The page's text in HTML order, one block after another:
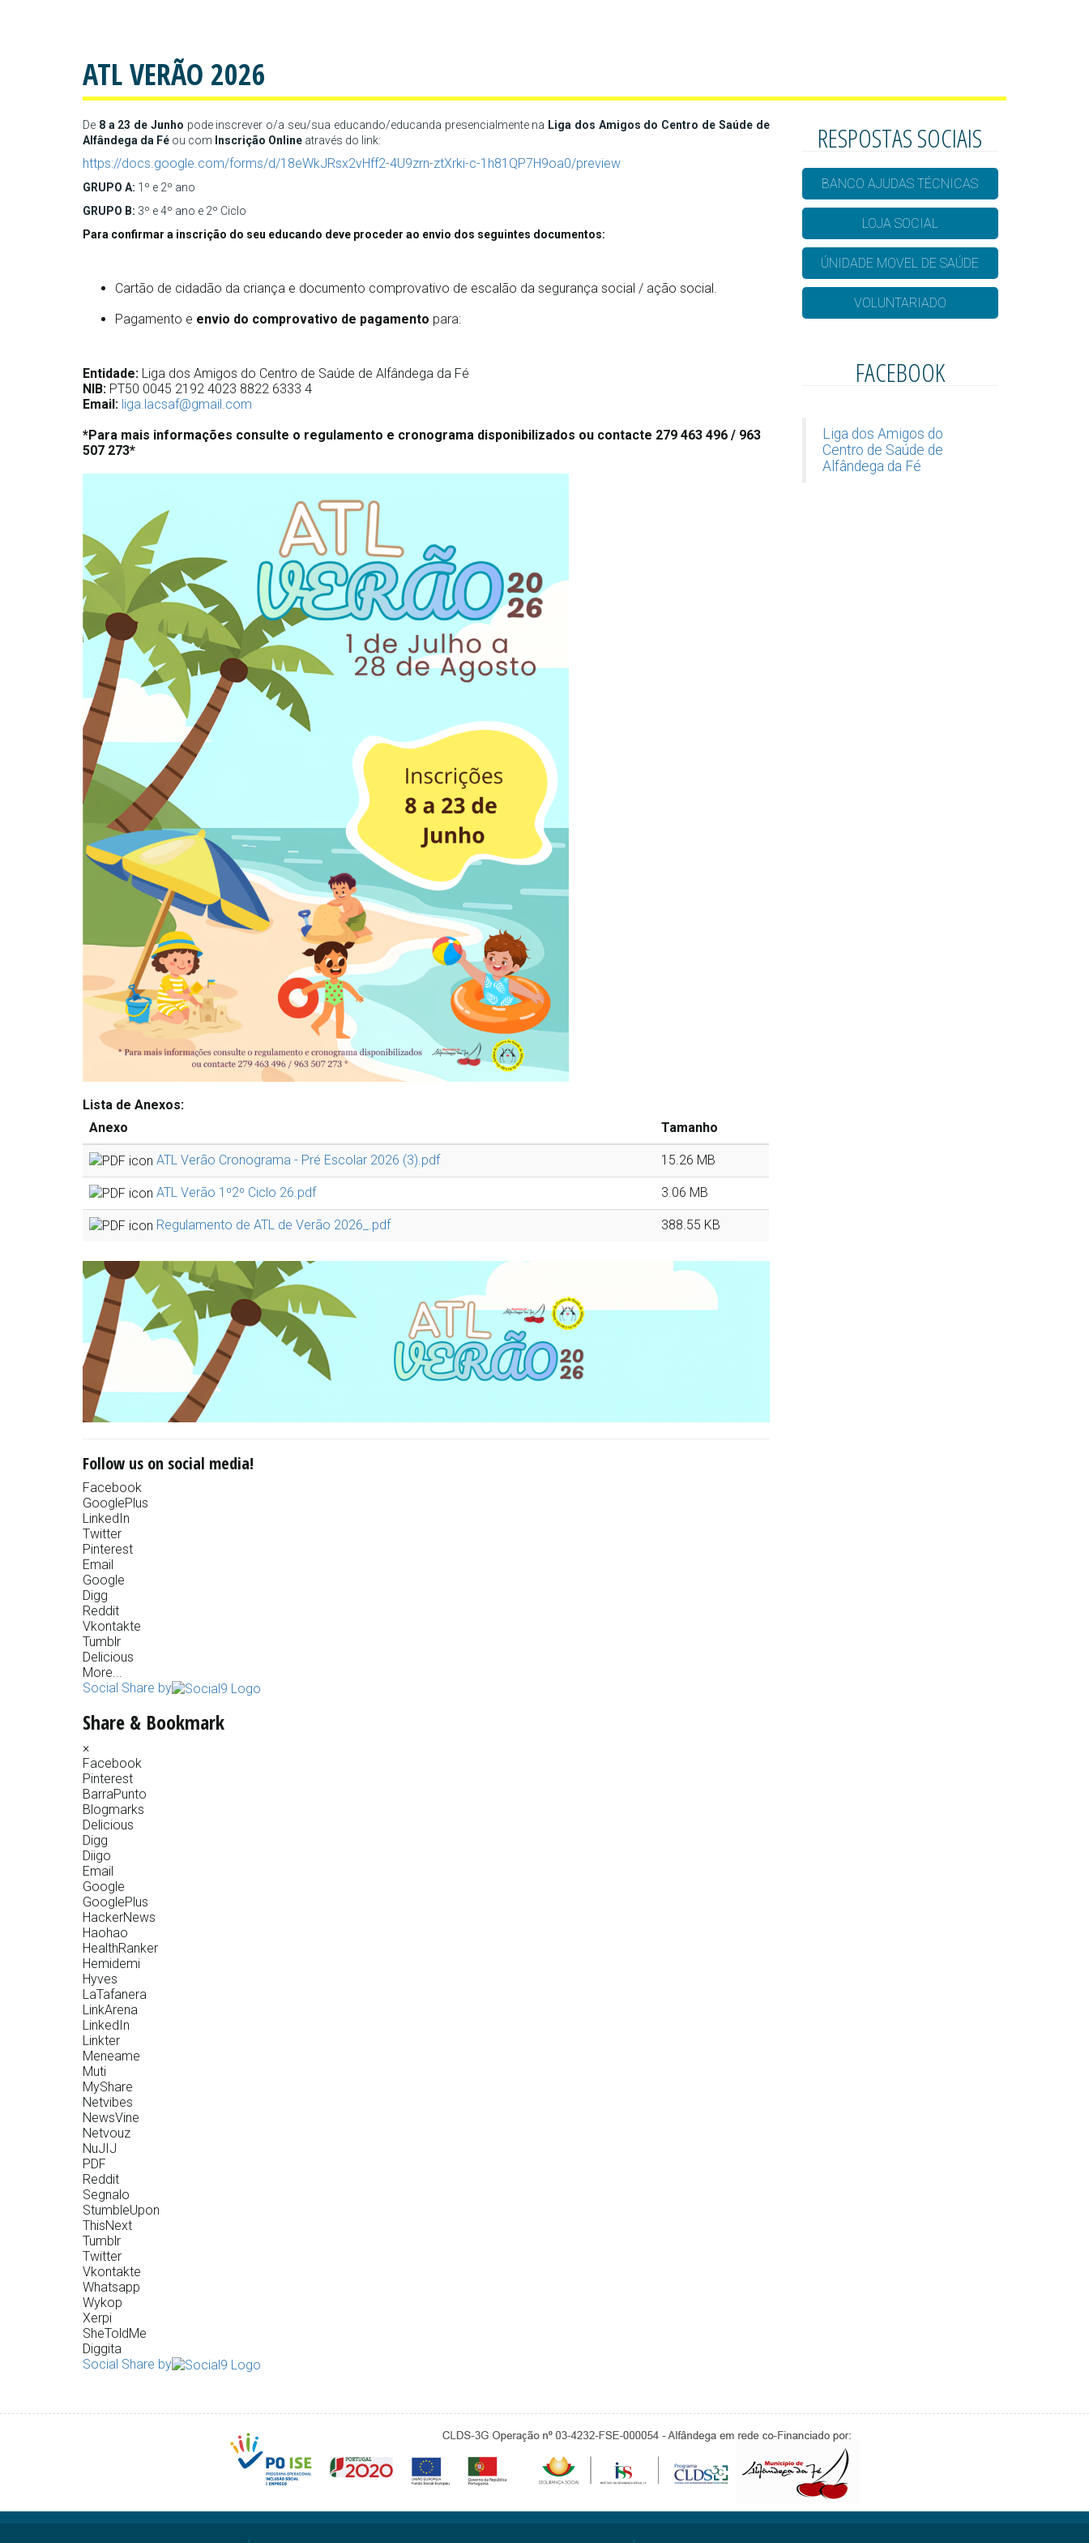
ATL VERÃO 2026
De 8 a 23 de Junho pode inscrever o/a seu/sua educando/educanda presencialmente na Liga dos Amigos do Centro de Saúde de
Alfândega da Fé ou com Inscrição Online através do link:
https://docs.google.com/forms/d/18eWkJRsx2vHff2-4U9zrn-ztXrki-c-1h81QP7H9oa0/preview
GRUPO A: 1º e 2º ano
GRUPO B: 3º e 4º ano e 2º Ciclo
Para confirmar a inscrição do seu educando deve proceder ao envio dos seguintes documentos:
Cartão de cidadão da criança e documento comprovativo de escalão da segurança social / ação social.
Pagamento e envio do comprovativo de pagamento para:
Entidade: Liga dos Amigos do Centro de Saúde de Alfândega da Fé
NIB: PT50 0045 2192 4023 8822 6333 4
Email: liga.lacsaf@gmail.com
*Para mais informações consulte o regulamento e cronograma disponibilizados ou contacte 279 463 496 / 963
507 273*
Lista de Anexos:
Anexo
Tamanho
ATL Verão Cronograma - Pré Escolar 2026 (3).pdf 15.26 MB
ATL Verão 1º2º Ciclo 26.pdf 3.06 MB
Regulamento de ATL de Verão 2026_.pdf 388.55 KB
Follow us on social media!
Facebook
GooglePlus
LinkedIn
Twitter
Pinterest
Email
Google
Digg
Reddit
Vkontakte
Tumblr
Delicious
More...
Social Share by
Share & Bookmark
×
Facebook
Pinterest
BarraPunto
Blogmarks
Delicious
Digg
Diigo
Email
Google
GooglePlus
HackerNews
Haohao
HealthRanker
Hemidemi
Hyves
LaTafanera
LinkArena
LinkedIn
Linkter
Meneame
Muti
MyShare
Netvibes
NewsVine
Netvouz
NuJIJ
PDF
Reddit
Segnalo
StumbleUpon
ThisNext
Tumblr
Twitter
Vkontakte
Whatsapp
Wykop
Xerpi
SheToldMe
Diggita
Social Share by
RESPOSTAS SOCIAIS
BANCO AJUDAS TÉCNICAS
LOJA SOCIAL
ÚNIDADE MOVEL DE SAÚDE
VOLUNTARIADO
FACEBOOK
Liga dos Amigos do
Centro de Saúde de
Alfândega da Fé